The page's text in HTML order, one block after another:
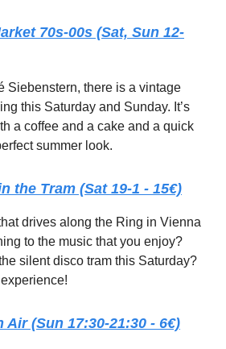
70s-00s (Sat, Sun 12-
Siebenstern, there is a vintage
this Saturday and Sunday. It’s
a coffee and a cake and a quick
summer look.
the Tram (Sat 19-1 - 15€)
drives along the Ring in Vienna
to the music that you enjoy?
silent disco tram this Saturday?
Air (Sun 17:30-21:30 - 6€)